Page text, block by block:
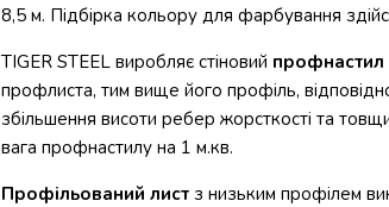
8,5 м. Підбірка кольору для фарбування
TIGER STEEL виробляє стіновий
профлиста, тим вище його профіль,
збільшення висоти ребер жорсткості та
вага профнастилу на 1 м.кв.
Профільований лист з низьким профілем